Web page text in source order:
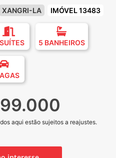
XANGRI-LA IMÓVEL 13483
5 BANHEIROS
aqui estão sujeitos a reajustes.